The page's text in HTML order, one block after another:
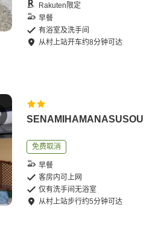
Rakuten限定
早餐
有浴室及洗手间
从村上站开车约8分钟可达
SENAMIHAMANASUSOU
免费取消
早餐
客房内可上网
仅有洗手间无浴室
从村上站步行约5分钟可达